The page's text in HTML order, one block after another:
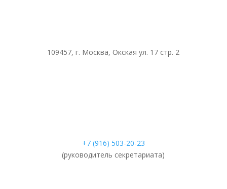
109457, г. Москва, Окская ул. 17 стр. 2
+7 (916) 503-20-23
(руководитель секретариата)